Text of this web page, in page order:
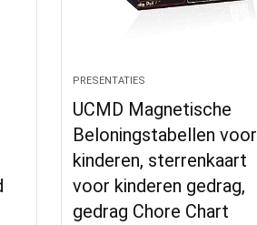
PRESENTATIES
UCMD Magnetische
Beloningstabellen voor
kinderen, sterrenkaart
voor kinderen gedrag,
gedrag Chore Chart